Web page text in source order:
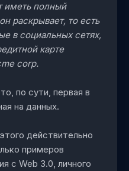
иметь полный
раскрывает, то есть
в социальных сетях,
карте
corp.
по сути, первая в
на данных.
действительно
примеров
с Web 3.0, личного